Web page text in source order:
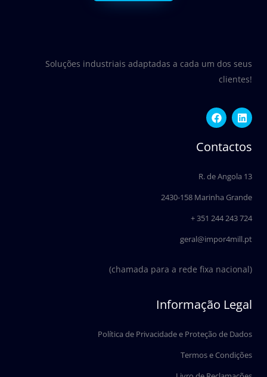
Soluções industriais adaptadas a cada um dos seus
clientes!
F
a
c
e
b
o
k
L
i
n
k
e
i
n
Contactos
R. de Angola 13
2430-158 Marinha Grande
+ 351 244 243 724
geral@impor4mill.pt
(chamada para a rede fixa nacional)
Informação Legal
Política de Privacidade e Proteção de Dados
Termos e Condições